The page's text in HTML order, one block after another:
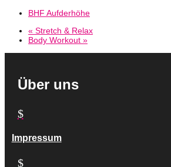
BHF Aufderhöhe
« Stretch & Relax
Body Workout »
Über uns
$
Impressum
$